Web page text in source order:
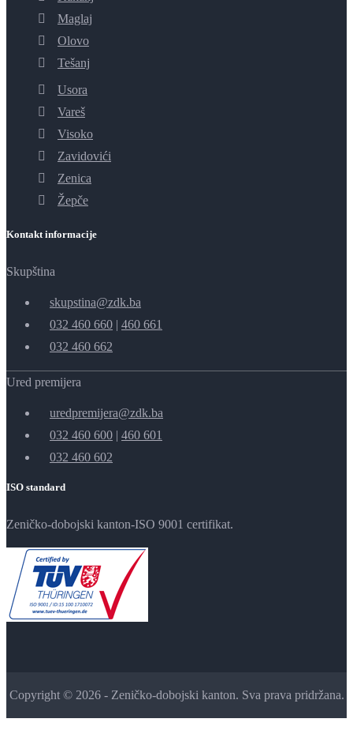
Maglaj
Olovo
Tešanj
Usora
Vareš
Visoko
Zavidovići
Zenica
Žepče
Kontakt informacije
Skupština
skupstina@zdk.ba
032 460 660 | 460 661
032 460 662
Ured premijera
uredpremijera@zdk.ba
032 460 600 | 460 601
032 460 602
ISO standard
Zeničko-dobojski kanton-ISO 9001 certifikat.
Copyright © 2026 - Zeničko-dobojski kanton. Sva prava pridržana.